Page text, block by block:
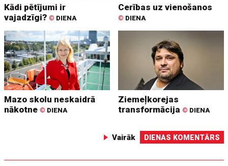
Kādi pētījumi ir
vajadzīgi? © DIENA
Cerības uz vienošanos
© DIENA
Mazo skolu neskaidrā
nākotne © DIENA
Ziemeļkorejas
transformācija © DIENA
Vairāk DIENAS KOMENTĀRS